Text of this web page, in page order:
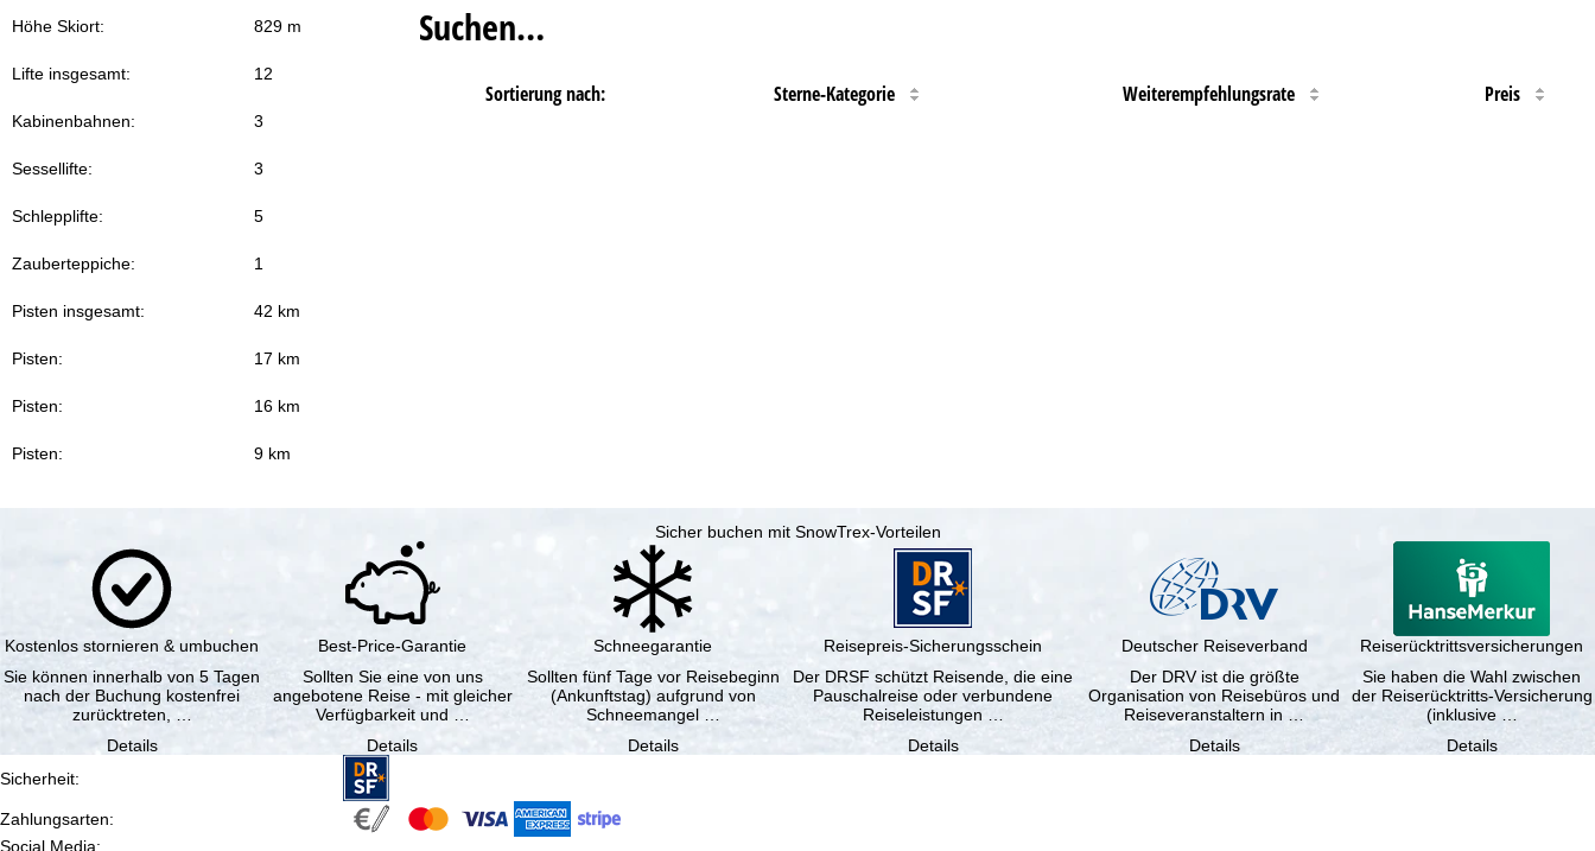
Höhe Skiort: 829 m
Lifte insgesamt: 12
Kabinenbahnen: 3
Sessellifte: 3
Schlepplifte: 5
Zauberteppiche: 1
Pisten insgesamt: 42 km
Pisten: 17 km
Pisten: 16 km
Pisten: 9 km
Suchen…
Sortierung nach: Sterne-Kategorie Weiterempfehlungsrate Preis
Sicher buchen mit SnowTrex-Vorteilen
Kostenlos stornieren & umbuchen
Sie können innerhalb von 5 Tagen
nach der Buchung kostenfrei
zurücktreten, …
Details
Best-Price-Garantie
Sollten Sie eine von uns
angebotene Reise - mit gleicher
Verfügbarkeit und …
Details
Schneegarantie
Sollten fünf Tage vor Reisebeginn
(Ankunftstag) aufgrund von
Schneemangel …
Details
Reisepreis-Sicherungsschein
Der DRSF schützt Reisende, die eine
Pauschalreise oder verbundene
Reiseleistungen …
Details
Deutscher Reiseverband
Der DRV ist die größte
Organisation von Reisebüros und
Reiseveranstaltern in …
Details
Reiserücktrittsversicherungen
Sie haben die Wahl zwischen
der Reiserücktritts-Versicherung
(inklusive …
Details
Sicherheit:
Zahlungsarten:
Social Media: